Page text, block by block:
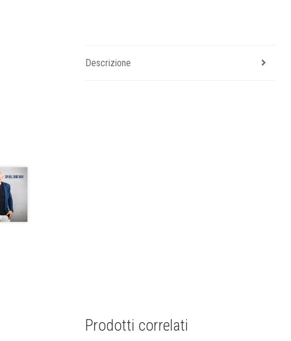
Descrizione
Prodotti correlati